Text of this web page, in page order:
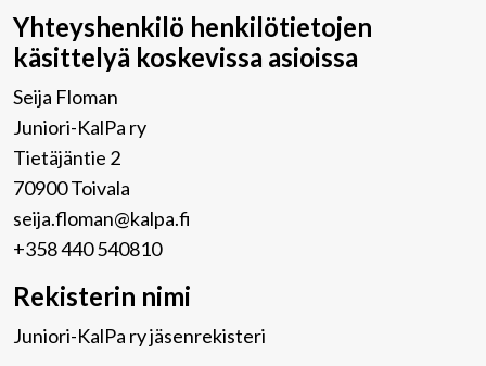
Yhteyshenkilö henkilötietojen
käsittelyä koskevissa asioissa
Seija Floman
Juniori-KalPa ry
Tietäjäntie 2
70900 Toivala
seija.floman@kalpa.fi
+358 440 540810
Rekisterin nimi
Juniori-KalPa ry jäsenrekisteri